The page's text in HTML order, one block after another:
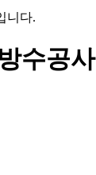
니다.
수공사